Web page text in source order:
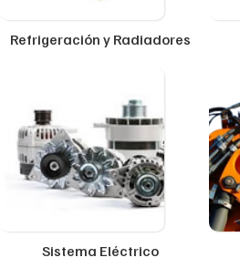
Refrigeración y Radiadores
Sistema Eléctrico